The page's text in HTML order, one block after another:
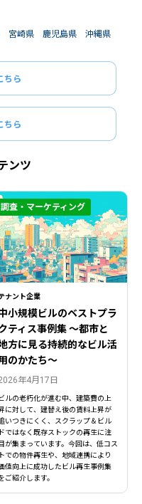
宮崎県 鹿児島県 沖縄県
ちら
ちら
ンツ
ナント企業
小規模ビルのベストプラ
ティス事例集 ～都市と
方に見る持続的なビル活
のかたち～
年4月17日
ビルの老朽化が進む中、建築費の上
に対して、建替え後の賃料上昇が
いつきにくく、スクラップ＆ビル
ドではなく既存ストックの再生に注
目が集まっています。今回は、低コス
トでの物件再生や、地域連携により
値向上に成功したビル再生事例集
ご紹介します。
調査・マーケティング